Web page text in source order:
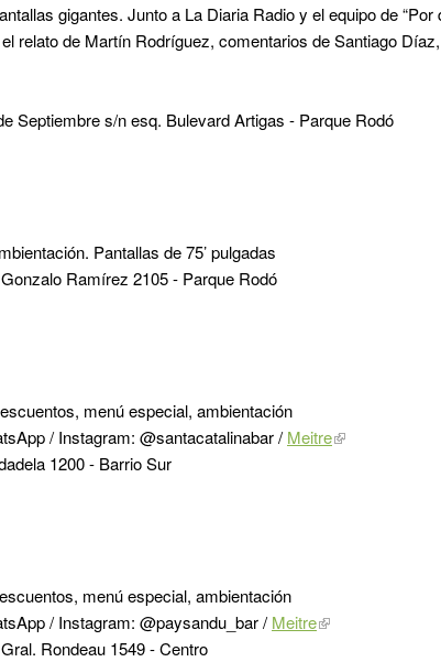
gigantes. Junto a La Diaria Radio y el equipo de
relato de Martín Rodríguez, comentarios de Santiago
Septiembre s/n esq. Bulevard Artigas - Parque Rodó
Pantallas de 75’ pulgadas
Ramírez 2105 - Parque Rodó
menú especial, ambientación
/ Instagram: @santacatalinabar /Meitre
1200 - Barrio Sur
menú especial, ambientación
/ Instagram: @paysandu_bar /Meitre
Rondeau 1549 - Centro